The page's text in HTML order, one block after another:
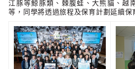
江豚等鯨豚類、棘腹蛙、大熊貓、越
等，同學將透過旅程及保育計劃延續保